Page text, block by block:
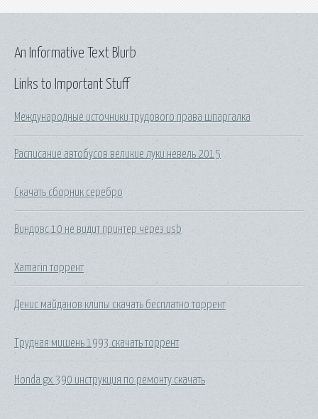
Links to Important Stuff
Международные источники трудового права шпаргалка
Расписание автобусов великие луки невель 2015
Скачать сборник серебро
Виндовс 10 не видит принтер через usb
Xamarin торрент
Денис майданов клипы скачать бесплатно торрент
Трудная мишень 1993 скачать торрент
Honda gx 390 инструкция по ремонту скачать
An Informative Text Blurb